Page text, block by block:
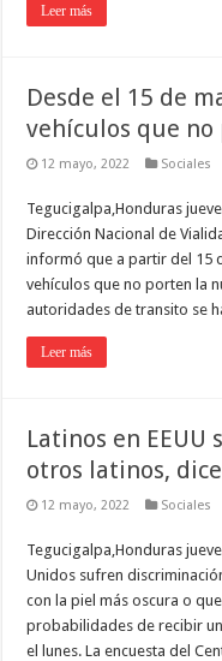
Leer más
Desde el 15 de
vehículos que
12 mayo, 2022 Sociales
Tegucigalpa,Honduras
Dirección Nacional de
informó que a partir del 15
vehículos que no porten la
autoridades de transito se
Leer más
Latinos en
otros latinos,
12 mayo, 2022 Sociales
Tegucigalpa,Honduras
Unidos sufren
con la piel más oscura o
probabilidades de recibir
el lunes. La encuesta del